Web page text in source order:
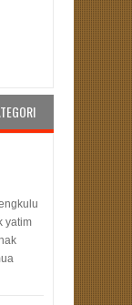
yatim